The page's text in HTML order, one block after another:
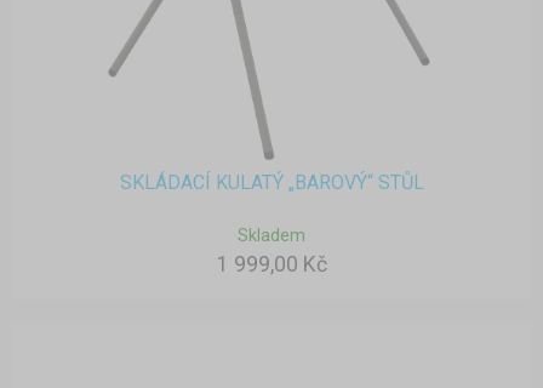
SKLÁDACÍ KULATÝ „BAROVÝ“ STŮL
Skladem
1 999,00 Kč